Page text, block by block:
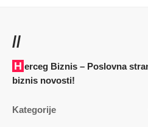
//
Herceg Biznis – Poslovna strana Hercegovine. Vaš izvor
biznis novosti!
Kategorije